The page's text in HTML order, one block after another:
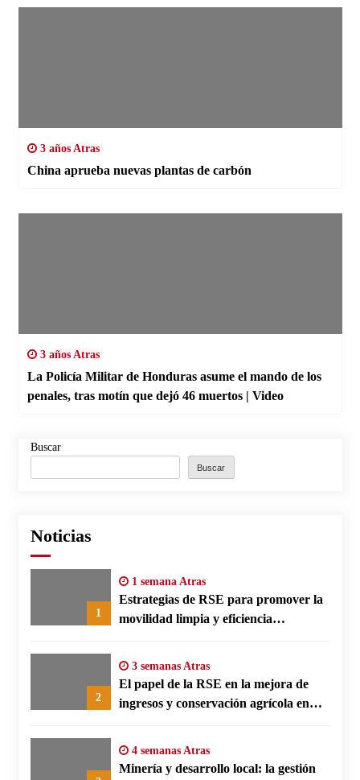
3 años Atras
China aprueba nuevas plantas de carbón
3 años Atras
La Policía Militar de Honduras asume el mando de los
penales, tras motín que dejó 46 muertos | Video
Buscar
Buscar
Noticias
1
1 semana Atras
Estrategias de RSE para promover la
movilidad limpia y eficiencia
2
3 semanas Atras
El papel de la RSE en la mejora de
ingresos y conservación agrícola en
4 semanas Atras
Minería y desarrollo local: la gestión